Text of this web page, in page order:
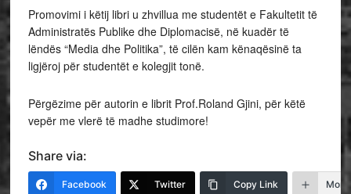
Promovimi i këtij libri u zhvillua me studentët e Fakultetit të
Administratës Publike dhe Diplomacisë, në kuadër të
lëndës “Media dhe Politika”, të cilën kam kënaqësinë ta
ligjëroj për studentët e kolegjit tonë.
Përgëzime për autorin e librit Prof.Roland Gjini, për këtë
vepër me vlerë të madhe studimore!
Share via:
Facebook Twitter Copy Link More